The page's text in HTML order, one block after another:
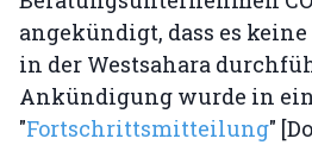
angekündigt, dass es
in der Westsahara
Ankündigung wurde in
"Fortschrittsmitteilung"